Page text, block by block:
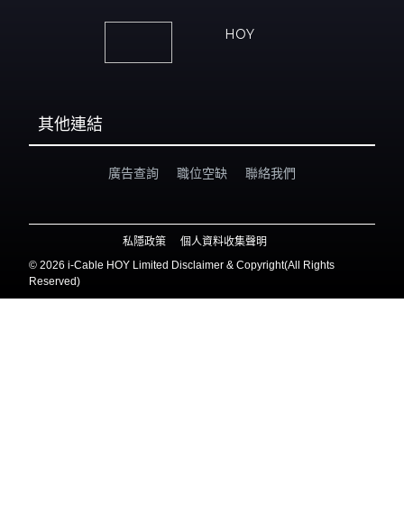
HOY
其他連結
廣告查詢 職位空缺 聯絡我們
私隱政策
個人資料收集聲明
© 2026 i-Cable HOY Limited Disclaimer & Copyright(All Rights
Reserved)